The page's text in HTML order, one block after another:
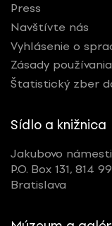
Press
Navštívte nás
Vyhlásenie o
Zásady
Štatistický zber
Sídlo a knižnica
Jakubovo
P.O. Box 131, 814 99
Bratislava